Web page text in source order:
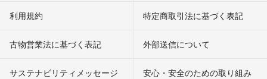
利用規約 特定商取引法に基づく表記
古物営業法に基づく表記 外部送信について
サステナビリティメッセージ 安心・安全のための取り組み